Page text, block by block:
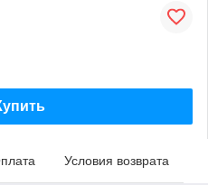
Условия возврата